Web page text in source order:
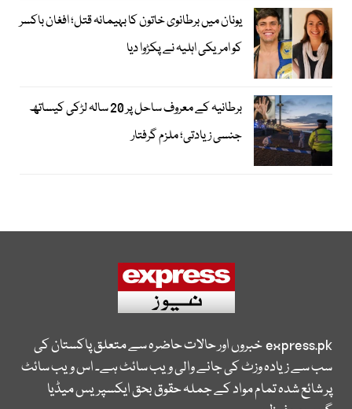
یونان میں برطانوی خاتون کا بہیمانہ قتل؛ افغان باکسر
کو امریکی اہلیہ نے پکڑوا دیا
برطانیہ کے معروف ساحل پر 20 سالہ لڑکی کیساتھ
جنسی زیادتی؛ ملزم گرفتار
express.pkخبروں اور حالات حاضرہ سے متعلق پاکستان کی
سب سے زیادہ وزٹ کی جانے والی ویب سائٹ ہے۔ اس ویب سائٹ
پر شائع شدہ تمام مواد کے جملہ حقوق بحق ایکسپریس میڈیا